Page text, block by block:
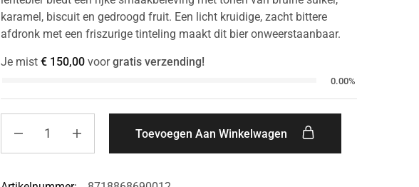
karamel, biscuit en gedroogd fruit. Een licht kruidige, zacht bittere
afdronk met een friszurige tinteling maakt dit bier onweerstaanbaar.
Je mist €150,00voorgratis verzending!
0.00%
Toevoegen Aan Winkelwagen